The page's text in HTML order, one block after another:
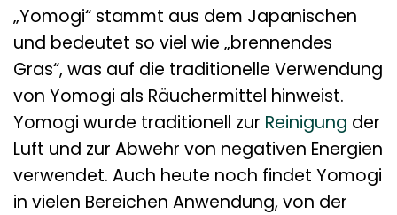
„Yomogi“ stammt aus dem Japanischen
und bedeutet so viel wie „brennendes
Gras“, was auf die traditionelle Verwendung
von Yomogi als Räuchermittel hinweist.
Yomogi wurde traditionell zur Reinigung der
Luft und zur Abwehr von negativen Energien
verwendet. Auch heute noch findet Yomogi
in vielen Bereichen Anwendung, von der